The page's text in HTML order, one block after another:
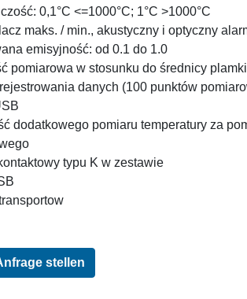
0,1°C <=1000°C; 1°C >1000°C
maks. / min., akustyczny i optyczny
emisyjność: od 0.1 do 1.0
pomiarowa w stosunku do średnicy
danych (100 punktów
dodatkowego pomiaru temperatury za
typu K w zestawie
stellen